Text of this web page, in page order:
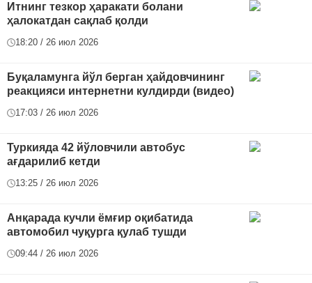
Итнинг тезкор ҳаракати болани
ҳалокатдан сақлаб қолди
18:20 / 26 июл 2026
Буқаламунга йўл берган ҳайдовчининг
реакцияси интернетни кулдирди (видео)
17:03 / 26 июл 2026
Туркияда 42 йўловчили автобус
ағдарилиб кетди
13:25 / 26 июл 2026
Анқарада кучли ёмғир оқибатида
автомобил чуқурга қулаб тушди
09:44 / 26 июл 2026